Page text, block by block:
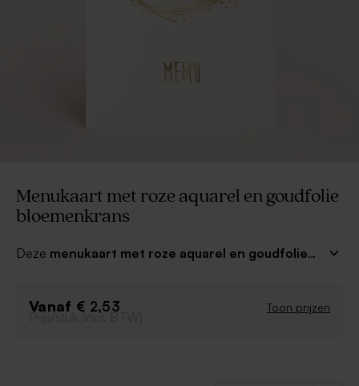
Menukaart met roze aquarel en goudfolie
bloemenkrans
Deze menukaart met roze aquarel en goudfolie
onze editor en maak er een persoonlijk geheel van. In
Vanaf € 2,53 Toon prijzen
Prijs/stuk (incl. BTW)